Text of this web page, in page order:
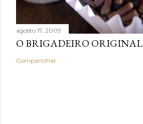
agosto 17, 2009
O BRIGADEIRO ORIGINAL
Compartilhar